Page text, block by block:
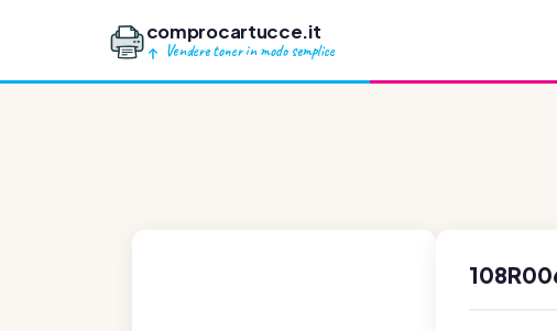
comprocartucce.it
Vendere toner in modo semplice